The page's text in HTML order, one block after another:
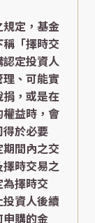
規定，基金
「擇時交
定投資人
理、可能實
捐，或是在
權益時，會
得於必要
期間內之交
時交易之
為擇時交
資人後續
申購的金